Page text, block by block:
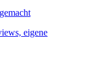
eigene